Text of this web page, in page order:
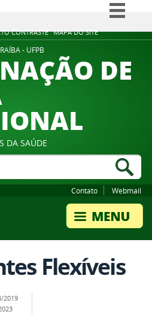
CONTRASTE MAPA DO SITE
Simplifique!
Participe
Acesso à informação
Canais
- UFPB
DE
DA SAÚDE
Contato Webmail
Flexíveis
2019